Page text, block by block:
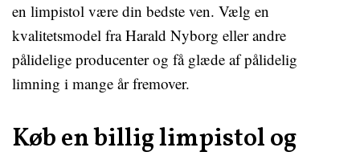
en limpistol være din bedste ven. Vælg en
kvalitetsmodel fra Harald Nyborg eller andre
pålidelige producenter og få glæde af pålidelig
limning i mange år fremover.
Køb en billig limpistol og